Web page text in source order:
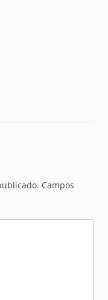
Campos